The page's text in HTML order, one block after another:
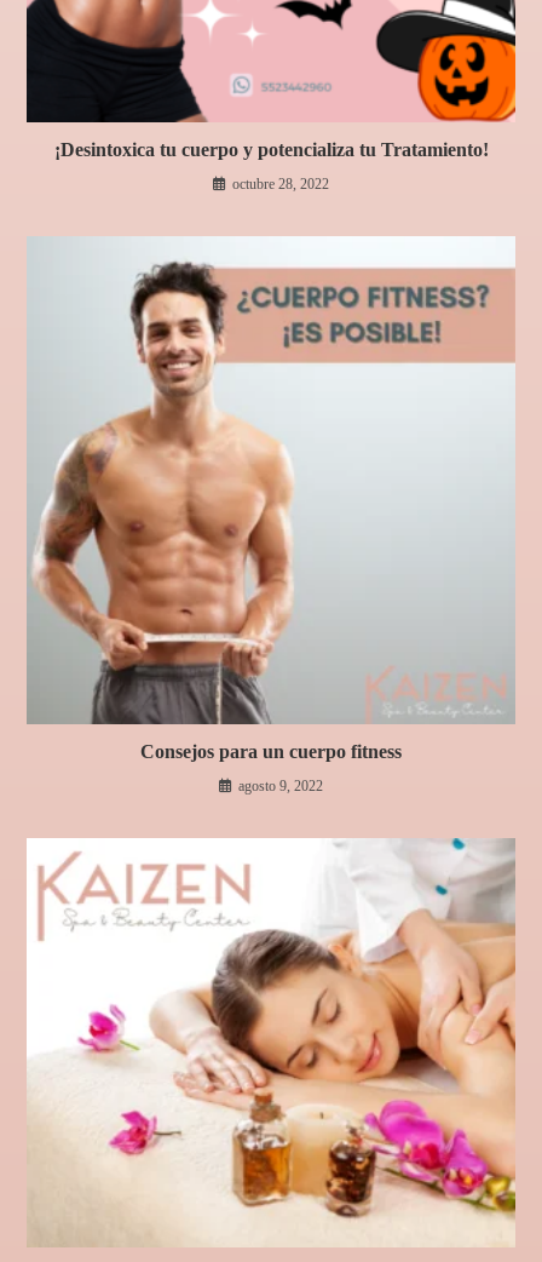
¡Desintoxica tu cuerpo y potencializa tu Tratamiento!
octubre 28, 2022
Consejos para un cuerpo fitness
agosto 9, 2022